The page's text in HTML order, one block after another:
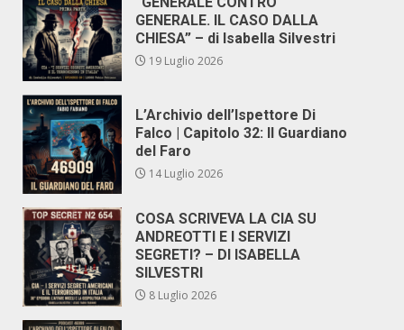
GENERALE. IL CASO DALLA
CHIESA” – di Isabella Silvestri
19 Luglio 2026
L’Archivio dell’Ispettore Di
Falco | Capitolo 32: Il Guardiano
del Faro
14 Luglio 2026
COSA SCRIVEVA LA CIA SU
ANDREOTTI E I SERVIZI
SEGRETI? – DI ISABELLA
SILVESTRI
8 Luglio 2026